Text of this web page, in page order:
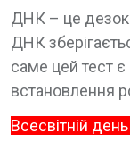
ДНК – це
ДНК
саме цей тест
встановлення
Всесвітній